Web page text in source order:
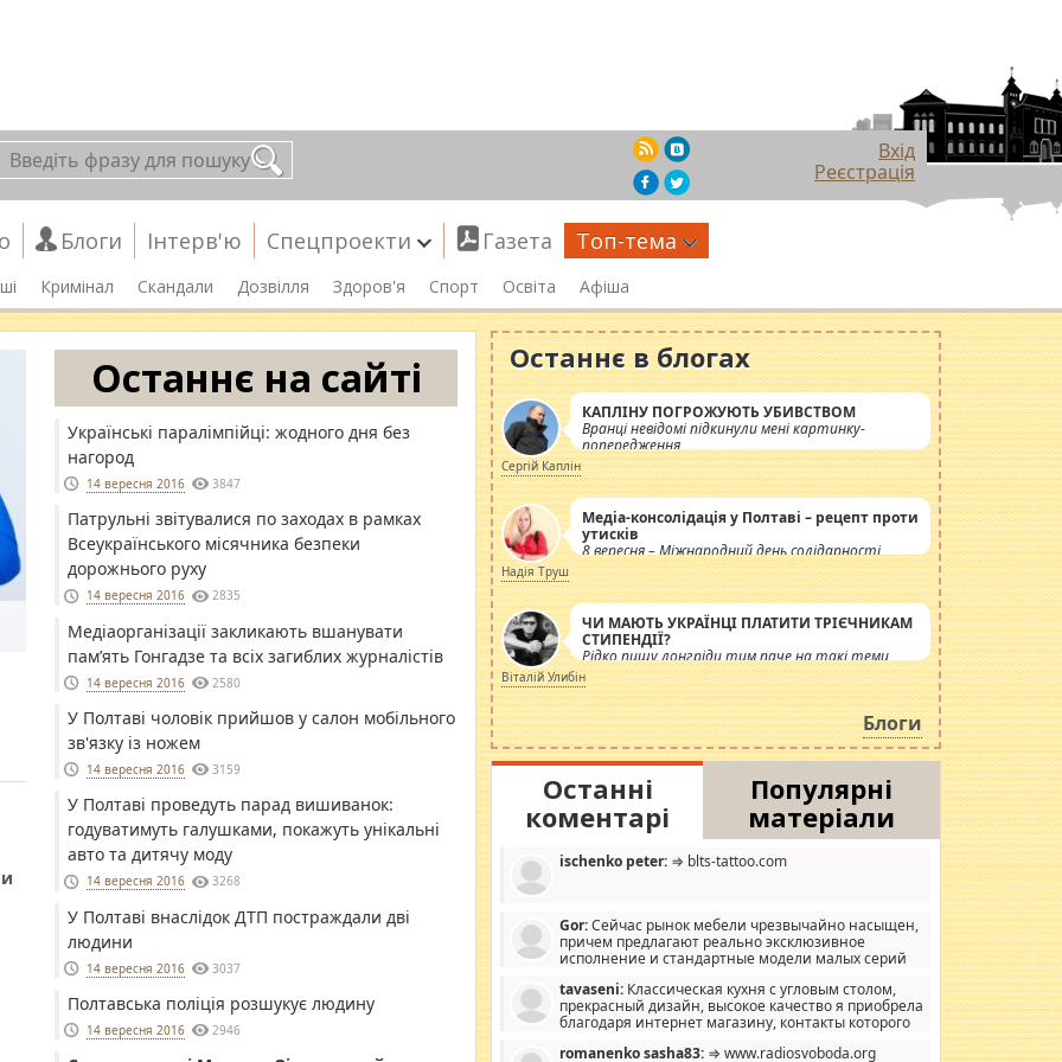
Вхід
Реєстрація
Блоги Інтерв'ю Спецпроекти Газета Топ-тема
Кримінал Скандали Дозвілля Здоров'я Спорт Освіта Афіша
Останнє на сайті
Українські паралімпійці: жодного дня без
нагород
14 вересня 2016 3847
Патрульні звітувалися по заходах в рамках
Всеукраїнського місячника безпеки
дорожнього руху
14 вересня 2016 2835
Медіаорганізації закликають вшанувати
пам’ять Гонгадзе та всіх загиблих журналістів
14 вересня 2016 2580
У Полтаві чоловік прийшов у салон мобільного
зв'язку із ножем
14 вересня 2016 3159
У Полтаві проведуть парад вишиванок:
годуватимуть галушками, покажуть унікальні
авто та дитячу моду
14 вересня 2016 3268
У Полтаві внаслідок ДТП постраждали дві
людини
14 вересня 2016 3037
Полтавська поліція розшукує людину
14 вересня 2016 2946
Останнє в блогах
КАПЛІНУ ПОГРОЖУЮТЬ УБИВСТВОМ
Вранці невідомі підкинули мені картинку-
попередження
Сергій Каплін
Медіа-консолідація у Полтаві – рецепт проти
утисків
8 вересня – Міжнародний день солідарності
журналістів.
Надія Труш
ЧИ МАЮТЬ УКРАЇНЦІ ПЛАТИТИ ТРІЄЧНИКАМ
СТИПЕНДІЇ?
Рідко пишу лонгріди тим паче на такі теми,
але вже просто дістало! Обурюють сьогоднішні
інсенуації навколо стипендіального питання.
Штучно роздувається ще одна соціальна
катастрофа.
Віталій Улибін
Блоги
Останні
коментарі
Популярні
матеріали
ischenko peter: ⇒ blts-tattoo.com
Gor:Сейчас рынок мебели чрезвычайно насыщен,
причем предлагают реально эксклюзивное
исполнение и стандартные модели малых серий
дизайну, мало походит на стандартные формы, в MebelOk,
креативненько и что главное - со вкусом все в порядке,
без ненужных наворотов удорожающих мебель, а это не
tavaseni: Классическая кухня с угловым столом,
прекрасный дизайн, высокое качество я приобрела
благодаря интернет магазину, контакты которого
romanenko sasha83: ⇒ www.radiosvoboda.org